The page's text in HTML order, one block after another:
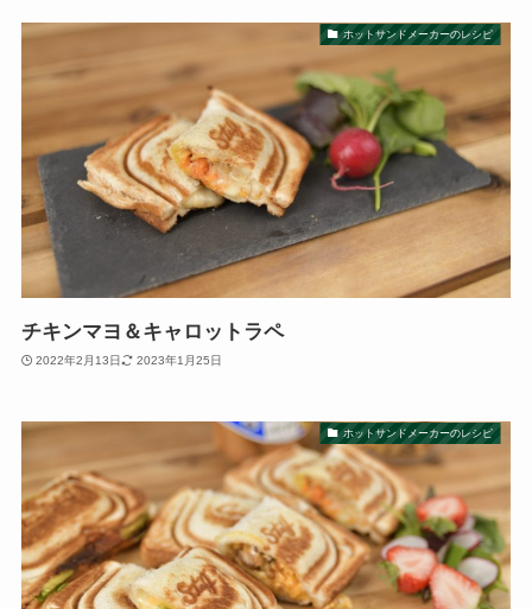
ホットサンドメーカーのレシピ
チキンマヨ＆キャロットラペ
2022年2月13日 2023年1月25日
ホットサンドメーカーのレシピ